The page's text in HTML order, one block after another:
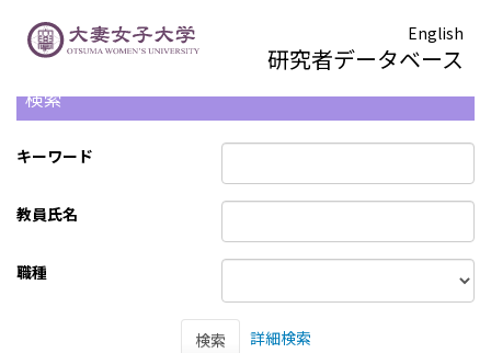
English
研究者データベース
検索
キーワード
教員氏名
職種
検索
詳細検索